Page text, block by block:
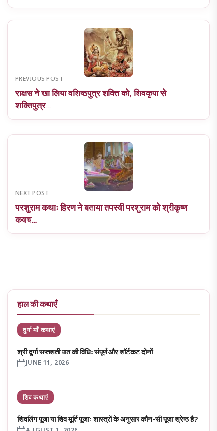
PREVIOUS POST
राक्षस ने खा लिया वशिष्ठपुत्र शक्ति को, शिवकृपा से
शक्तिपुत्र…
NEXT POST
परशुराम कथाः हिरण ने बताया तपस्वी परशुराम को श्रीकृष्ण
कवच…
हाल की कथाएँ
दुर्गा माँ कथाएं
श्री दुर्गा सप्तशती पाठ की विधिः संपूर्ण और शॉर्टकट दोनों
JUNE 11, 2026
शिव कथाएं
शिवलिंग पूजा या शिव मूर्ति पूजा: शास्त्रों के अनुसार कौन-सी पूजा श्रेष्ठ है?